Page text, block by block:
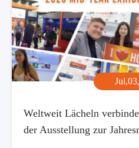
Weltweit Lächeln
der Ausstellung zur